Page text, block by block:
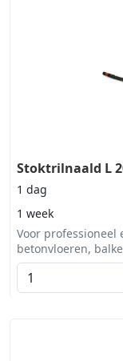
Stoktrilnaald L
1 dag
1 week
Voor
betonvloeren,